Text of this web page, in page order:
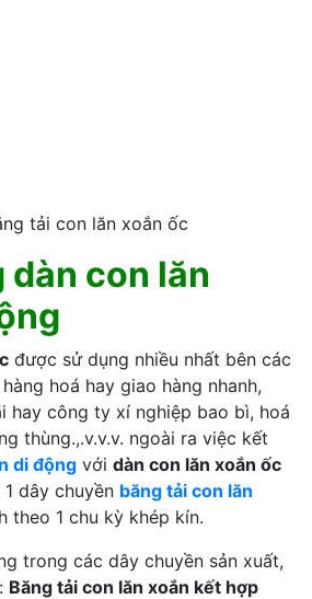
tải con lăn xoắn ốc
dàn con lăn
được sử dụng nhiều nhất bên các
hoá hay giao hàng nhanh,
hay công ty xí nghiệp bao bì, hoá
thùng.,.v.v.v. ngoài ra việc kết
di động với dàn con lăn xoắn ốc
dây chuyền băng tải con lăn
theo 1 chu kỳ khép kín.
trong các dây chuyền sản xuất,
Băng tải con lăn xoắn kết hợp